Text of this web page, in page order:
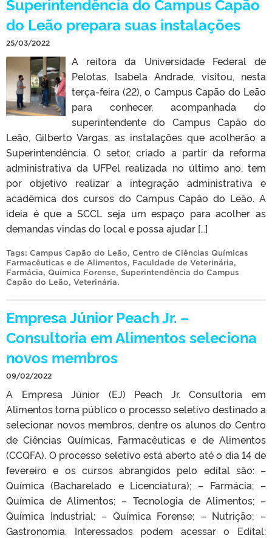
do Leão prepara suas instalações
25/03/2022
A reitora da Universidade Federal de
Pelotas, Isabela Andrade, visitou, nesta
terça-feira (22), o Campus Capão do Leão
para conhecer, acompanhada do
superintendente do Campus Capão do
Leão, Gilberto Vargas, as instalações que acolherão a
Superintendência. O setor, criado a partir da reforma
administrativa da UFPel realizada no último ano, tem
por objetivo realizar a integração administrativa e
acadêmica dos cursos do Campus Capão do Leão. A
ideia é que a SCCL seja um espaço para acolher as
demandas vindas do local e possa ajudar […]
Tags: Campus Capão do Leão, Centro de Ciências Químicas
Farmacêuticas e de Alimentos, Faculdade de Veterinária,
Farmácia, Química Forense, Superintendência do Campus
Capão do Leão, Veterinária.
Empresa Júnior Peach Jr. –
Consultoria em Alimentos seleciona
novos membros
09/02/2022
A Empresa Júnior (EJ) Peach Jr. Consultoria em
Alimentos torna público o processo seletivo destinado a
selecionar novos membros, dentre os alunos do Centro
de Ciências Químicas, Farmacêuticas e de Alimentos
(CCQFA). O processo seletivo está aberto até o dia 14 de
fevereiro e os cursos abrangidos pelo edital são: –
Química (Bacharelado e Licenciatura); – Farmácia; –
Química de Alimentos; – Tecnologia de Alimentos; –
Química Industrial; – Química Forense; – Nutrição; –
Gastronomia. Interessados podem acessar o Edital: